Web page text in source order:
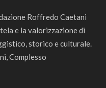
Roffredo Caetani
e la valorizzazione di
storico e culturale.
Complesso